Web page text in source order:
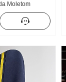
Moletom
da primavera
Solto Com